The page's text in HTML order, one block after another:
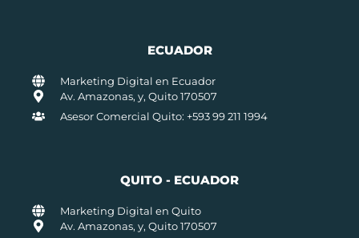
ECUADOR
Marketing Digital en Ecuador
Av. Amazonas, y, Quito 170507
Asesor Comercial Quito: +593 99 211 1994
QUITO - ECUADOR
Marketing Digital en Quito
Av. Amazonas, y, Quito 170507